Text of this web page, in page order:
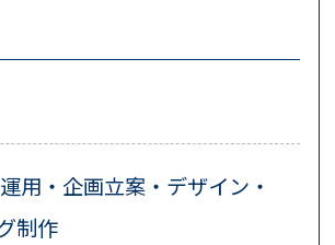
用・企画立案・デザイン・
制作